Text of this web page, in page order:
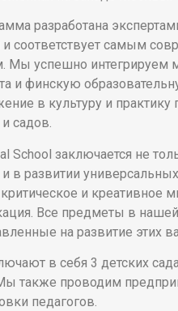
разработана
соответствует самым
Мы успешно интегрируем
и финскую
в культуру и практику
садов.
School заключается не
в развитии
и креативное
Все предметы в
на развитие этих
в себя 3 детских
также проводим
педагогов.